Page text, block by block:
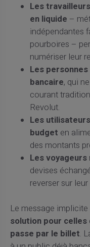
Les
en liquide –
indépendantes
pourboires –
numériser leur
Les
bancaire, qui
courant
Revolut.
Les
budget en
des montants
Les voyageurs
devises
reverser sur
Le message implicite
solution pour
passe par le billet.